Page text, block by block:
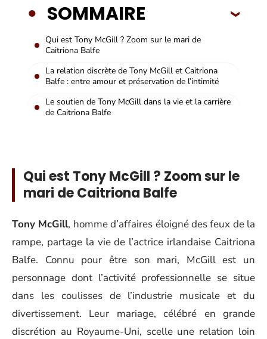
SOMMAIRE
Qui est Tony McGill ? Zoom sur le mari de
Caitriona Balfe
La relation discrète de Tony McGill et Caitriona
Balfe : entre amour et préservation de l’intimité
Le soutien de Tony McGill dans la vie et la carrière
de Caitriona Balfe
Qui est Tony McGill ? Zoom sur le
mari de Caitriona Balfe
Tony McGill, homme d’affaires éloigné des feux de la
rampe, partage la vie de l’actrice irlandaise Caitriona
Balfe. Connu pour être son mari, McGill est un
personnage dont l’activité professionnelle se situe
dans les coulisses de l’industrie musicale et du
divertissement. Leur mariage, célébré en grande
discrétion au Royaume-Uni, scelle une relation loin